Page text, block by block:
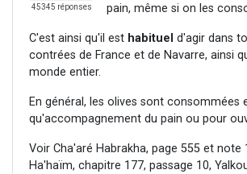
45345 réponses
pain, même si on les
C'est ainsi qu'il est habituel d'agir dans
contrées de France et de Navarre, ainsi
monde entier.
En général, les olives sont consommées
qu'accompagnement du pain ou pour
Voir Cha'aré Habrakha, page 555 et note
Ha'haïm, chapitre 177, passage 10,